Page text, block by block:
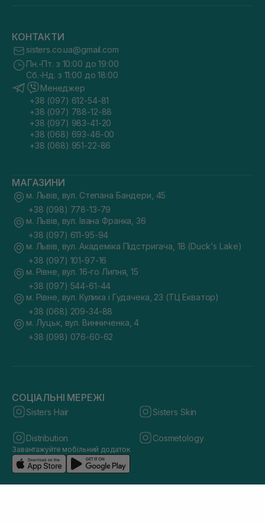
КОНТАКТИ
sisters.co.ua@gmail.com
Пн.-Пт. з 10:00 до 19:00
Сб.-Нд. з 11:00 до 18:00
Менеджер
+38 (097) 612-54-81
+38 (097) 788-12-88
+38 (097) 983-41-20
+38 (068) 693-46-00
+38 (068) 951-22-86
МАГАЗИНИ
м. Львів, вул. Степана Бандери, 45
+38 (098) 778-13-79
м. Львів, вул. Івана Франка, 36
+38 (097) 611-95-94
м. Львів, вул. Академіка Підстригача, 1В (Duck's Lake)
+38 (097) 101-97-16
м. Рівне, вул. 16-го Липня, 15
+38 (097) 544-61-44
м. Рівне, вул. Кулика і Гудачека, 23 (ТЦ Екватор)
+38 (068) 209-34-88
м. Луцьк, вул. Винниченка, 4
+38 (098) 076-60-62
СОЦІАЛЬНІ МЕРЕЖІ
Sisters Hair Sisters Skin
Distribution Cosmetology
Завантажуйте мобільний додаток